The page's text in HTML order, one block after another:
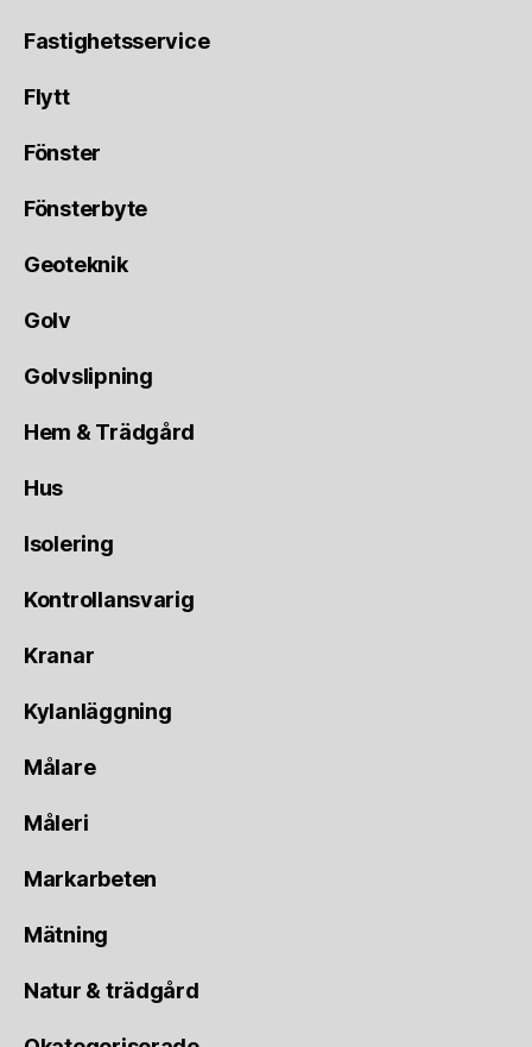
Fastighetsservice
Flytt
Fönster
Fönsterbyte
Geoteknik
Golv
Golvslipning
Hem & Trädgård
Hus
Isolering
Kontrollansvarig
Kranar
Kylanläggning
Målare
Måleri
Markarbeten
Mätning
Natur & trädgård